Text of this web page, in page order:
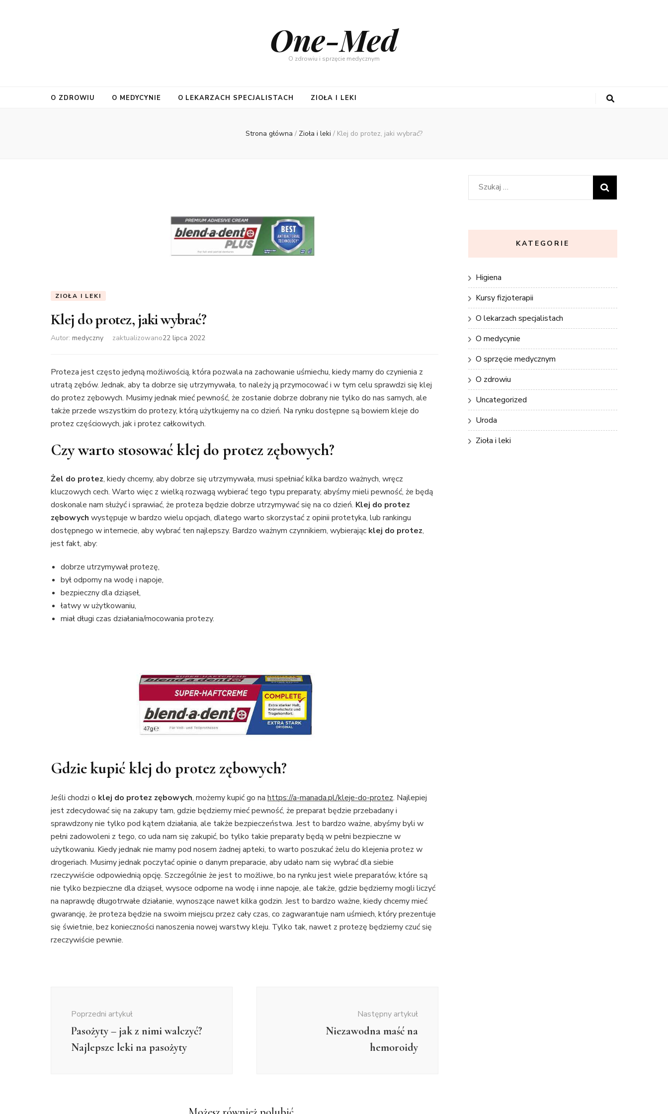
One-Med
O zdrowiu i sprzęcie medycznym
O ZDROWIU O MEDYCYNIE O LEKARZACH SPECJALISTACH ZIOŁA I LEKI
Strona główna / Zioła i leki / Klej do protez, jaki wybrać?
ZIOŁA I LEKI
Klej do protez, jaki wybrać?
Autor: medyczny zaktualizowano22 lipca 2022
Proteza jest często jedyną możliwością, która pozwala na zachowanie uśmiechu, kiedy mamy do czynienia z
utratą zębów. Jednak, aby ta dobrze się utrzymywała, to należy ją przymocować i w tym celu sprawdzi się klej
do protez zębowych. Musimy jednak mieć pewność, że zostanie dobrze dobrany nie tylko do nas samych, ale
także przede wszystkim do protezy, którą użytkujemy na co dzień. Na rynku dostępne są bowiem kleje do
protez częściowych, jak i protez całkowitych.
Czy warto stosować klej do protez zębowych?
Żel do protez, kiedy chcemy, aby dobrze się utrzymywała, musi spełniać kilka bardzo ważnych, wręcz
kluczowych cech. Warto więc z wielką rozwagą wybierać tego typu preparaty, abyśmy mieli pewność, że będą
doskonale nam służyć i sprawiać, że proteza będzie dobrze utrzymywać się na co dzień. Klej do protez
zębowych występuje w bardzo wielu opcjach, dlatego warto skorzystać z opinii protetyka, lub rankingu
dostępnego w internecie, aby wybrać ten najlepszy. Bardzo ważnym czynnikiem, wybierając klej do protez,
jest fakt, aby:
dobrze utrzymywał protezę,
był odporny na wodę i napoje,
bezpieczny dla dziąseł,
łatwy w użytkowaniu,
miał długi czas działania/mocowania protezy.
Gdzie kupić klej do protez zębowych?
Jeśli chodzi o klej do protez zębowych, możemy kupić go na https://a-manada.pl/kleje-do-protez. Najlepiej
jest zdecydować się na zakupy tam, gdzie będziemy mieć pewność, że preparat będzie przebadany i
sprawdzony nie tylko pod kątem działania, ale także bezpieczeństwa. Jest to bardzo ważne, abyśmy byli w
pełni zadowoleni z tego, co uda nam się zakupić, bo tylko takie preparaty będą w pełni bezpieczne w
użytkowaniu. Kiedy jednak nie mamy pod nosem żadnej apteki, to warto poszukać żelu do klejenia protez w
drogeriach. Musimy jednak poczytać opinie o danym preparacie, aby udało nam się wybrać dla siebie
rzeczywiście odpowiednią opcję. Szczególnie że jest to możliwe, bo na rynku jest wiele preparatów, które są
nie tylko bezpieczne dla dziąseł, wysoce odporne na wodę i inne napoje, ale także, gdzie będziemy mogli liczyć
na naprawdę długotrwałe działanie, wynoszące nawet kilka godzin. Jest to bardzo ważne, kiedy chcemy mieć
gwarancję, że proteza będzie na swoim miejscu przez cały czas, co zagwarantuje nam uśmiech, który prezentuje
się świetnie, bez konieczności nanoszenia nowej warstwy kleju. Tylko tak, nawet z protezę będziemy czuć się
rzeczywiście pewnie.
Poprzedni artykuł
Pasożyty – jak z nimi walczyć?
Najlepsze leki na pasożyty
Następny artykuł
Niezawodna maść na
hemoroidy
Szukaj:
KATEGORIE
Higiena
Kursy fizjoterapii
O lekarzach specjalistach
O medycynie
O sprzęcie medycznym
O zdrowiu
Uncategorized
Uroda
Zioła i leki